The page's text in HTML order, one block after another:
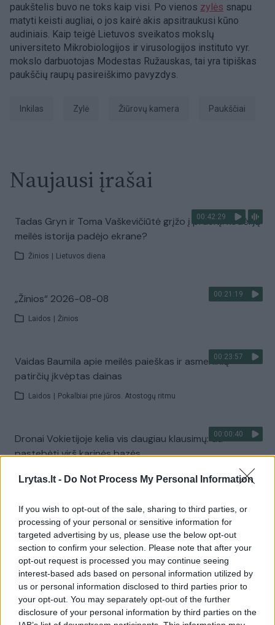
Lrytas.lt - Do Not Process My Personal Information
If you wish to opt-out of the sale, sharing to third parties, or
processing of your personal or sensitive information for
targeted advertising by us, please use the below opt-out
section to confirm your selection. Please note that after your
opt-out request is processed you may continue seeing
interest-based ads based on personal information utilized by
us or personal information disclosed to third parties prior to
your opt-out. You may separately opt-out of the further
disclosure of your personal information by third parties on the
paukštelis buvo ne toks kaip visi. Po vienos zylės snapu
matyti keisti augliai, o jos kairė akis apsitraukusi kūno
audiniais. Kaip teigė Lietuvos sveikatos mokslų
universiteto Mikrobiologijos ir virusologijos instituto vyr.
mokslo darbuotojas Modestas Ružauskas, tai yra tipiškas
paukščių raupų pasireiškimo pavyzdys.
inkilas Zylė Žiūrovų kamera paukščiai
Naujausi įrašai
00:42:29
Tadas Gryn ir Toma Vaškevičiūtė grįžo į praeitį: kodėl jų
meilės istorija padėjo ekrane?
Žinios Lietuvos diena
00:21:19
„Žinios“ 2026-08-08
Laidos Žinios
00:23:57
Vaidas Baumila apie meilės paieškas ir asmeninių
patirčių įkvėptas dainas
Laidos Pokalbiai prie jūros. Atostogų ritmu
00:00:40
Dronai Vokietijoje kelia vis daugiau klausimų: du
pastebėti virš karinės bazės
| Pasaulis
Visi įrašai
Žiūrimiausi įrašai
00:00:30
Vaizdai iš tragiškos avarijos Vilniaus r.: dviejų moterų ir